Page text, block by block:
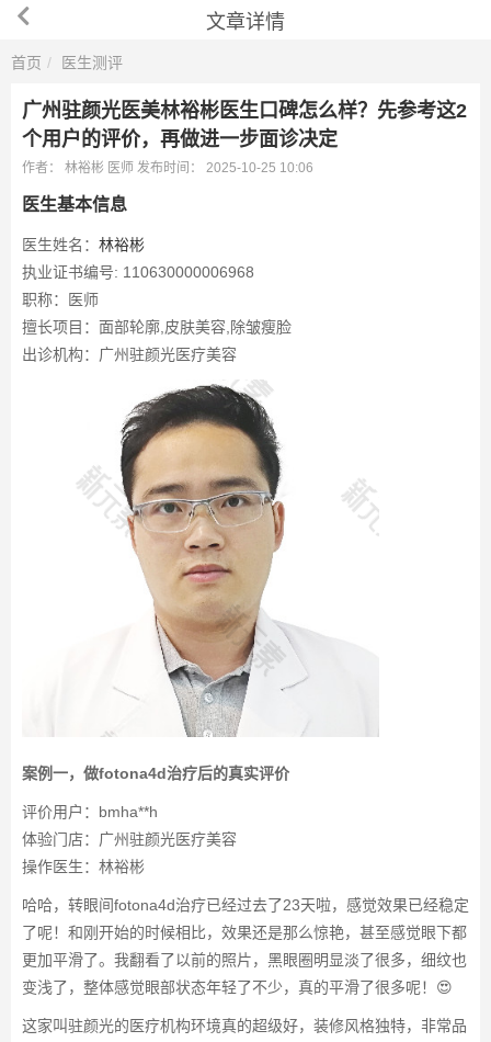
文章详情
首页 医生测评
广州驻颜光医美林裕彬医生口碑怎么样？先参考这2
个用户的评价，再做进一步面诊决定
作者： 林裕彬 医师 发布时间： 2025-10-25 10:06
医生基本信息
医生姓名： 林裕彬
执业证书编号: 110630000006968
职称：医师
擅长项目：面部轮廓,皮肤美容,除皱瘦脸
出诊机构：广州驻颜光医疗美容
案例一，做fotona4d治疗后的真实评价
评价用户：bmha**h
体验门店：广州驻颜光医疗美容
操作医生：林裕彬
哈哈，转眼间fotona4d治疗已经过去了23天啦，感觉效果已经稳定
了呢！和刚开始的时候相比，效果还是那么惊艳，甚至感觉眼下都
更加平滑了。我翻看了以前的照片，黑眼圈明显淡了很多，细纹也
变浅了，整体感觉眼部状态年轻了不少，真的平滑了很多呢！😍
这家叫驻颜光的医疗机构环境真的超级好，装修风格独特，非常品